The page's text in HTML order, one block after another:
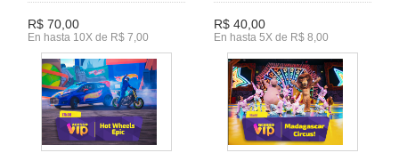
R$ 70,00
En hasta 10X de R$ 7,00
R$ 40,00
En hasta 5X de R$ 8,00